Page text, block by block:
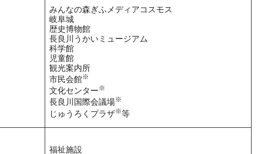
みんなの森ぎふメディアコスモス
岐阜城
歴史博物館
長良川うかいミュージアム
科学館
児童館
観光案内所
市民会館※
文化センター ※
長良川国際会議場※
じゅうろくプラザ※等
福祉施設